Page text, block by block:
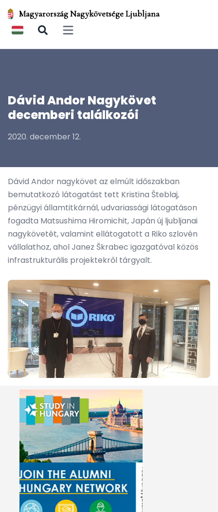
Magyarország Nagykövetsége Ljubljana
Open main menu
Dávid Andor Nagykövet
decemberi találkozói
2020. december 12.
Dávid Andor nagykövet az elmúlt időszakban
bemutatkozó látogatást tett Kristina Šteblaj,
pénzügyi államtitkárnál, udvariassági látogatáson
fogadta Matsushima Hiromichit, Japán új ljubljanai
nagykövetét, valamint ellátogatott a Riko szlovén
vállalathoz, ahol Janez Škrabec igazgatóval közös
infrastrukturális projektekről tárgyalt.